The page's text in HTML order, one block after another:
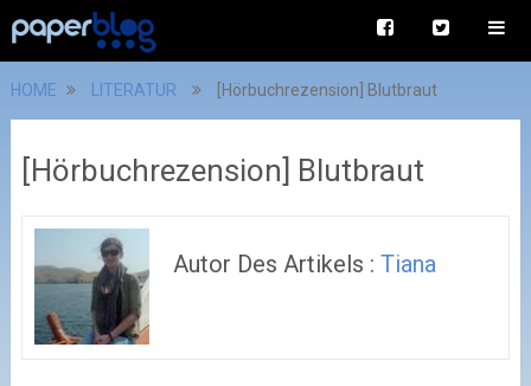
HOME LITERATUR [Hörbuchrezension] Blutbraut
[Hörbuchrezension] Blutbraut
Autor Des Artikels :Tiana